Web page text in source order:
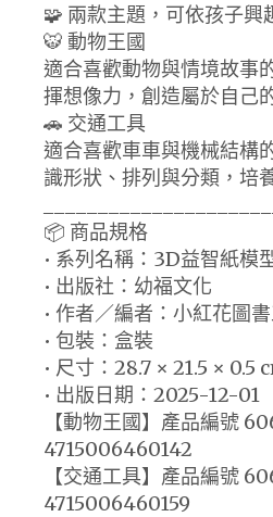
🧩 兩款主題，可依孩子興
🐯 動物王國
適合喜歡動物與情境故事
揮想像力，創造屬於自己
🚗 交通工具
適合喜歡車車與機械結構
識形狀、排列與分類，培
📦 商品規格
• 系列名稱：3D益智紙模
• 出版社：幼福文化
• 作者／編者：小紅花圖
• 包裝：盒裝
• 尺寸：28.7 × 21.5 × 0.5
• 出版日期：2025-12-01
【動物王國】產品編號
4715006460142
【交通工具】產品編號
4715006460159